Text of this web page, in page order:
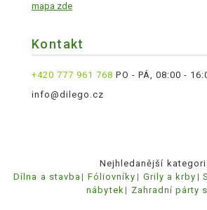
mapa zde
Kontakt
+420 777 961 768 PO - PÁ, 08:00 -
info@dilego.cz
Nejhledanější
Dílna a stavba
Fóliovníky Grily a krby
nábytek
Zahradní párty